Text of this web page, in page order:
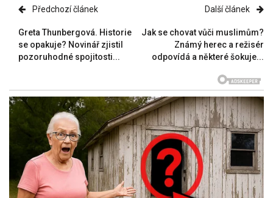
Předchozí článek
Greta Thunbergová. Historie
se opakuje? Novinář zjistil
pozoruhodné spojitosti...
Další článek
Jak se chovat vůči muslimům?
Známý herec a režisér
odpovídá a některé šokuje...